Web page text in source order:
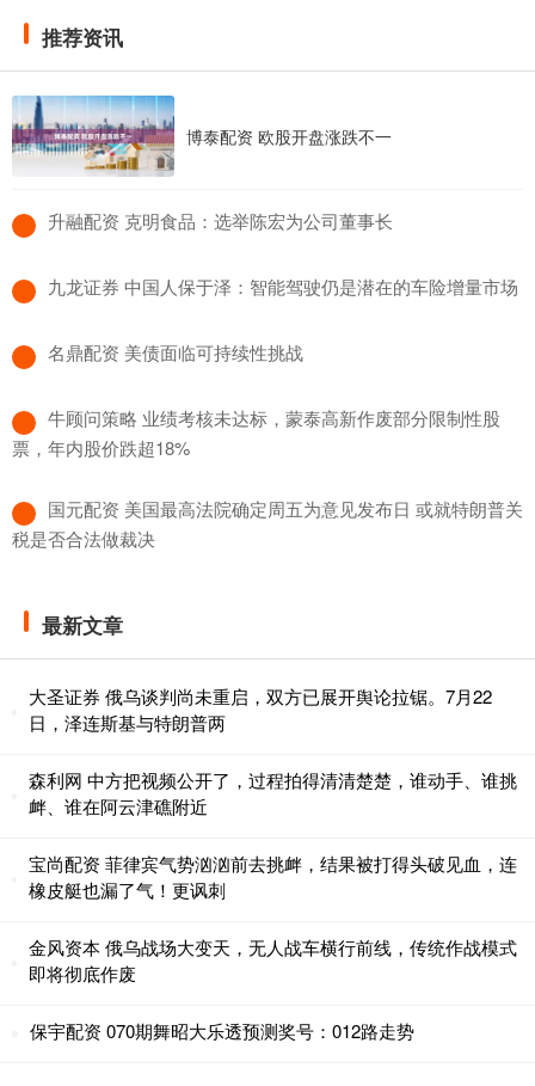
推荐资讯
博泰配资 欧股开盘涨跌不一
​升融配资 克明食品：选举陈宏为公司董事长
​九龙证券 中国人保于泽：智能驾驶仍是潜在的车险增量市场
​名鼎配资 美债面临可持续性挑战
​牛顾问策略 业绩考核未达标，蒙泰高新作废部分限制性股
票，年内股价跌超18%
​国元配资 美国最高法院确定周五为意见发布日 或就特朗普关
税是否合法做裁决
最新文章
大圣证券 俄乌谈判尚未重启，双方已展开舆论拉锯。7月22
日，泽连斯基与特朗普两
森利网 中方把视频公开了，过程拍得清清楚楚，谁动手、谁挑
衅、谁在阿云津礁附近
宝尚配资 菲律宾气势汹汹前去挑衅，结果被打得头破见血，连
橡皮艇也漏了气！更讽刺
金风资本 俄乌战场大变天，无人战车横行前线，传统作战模式
即将彻底作废
保宇配资 070期舞昭大乐透预测奖号：012路走势